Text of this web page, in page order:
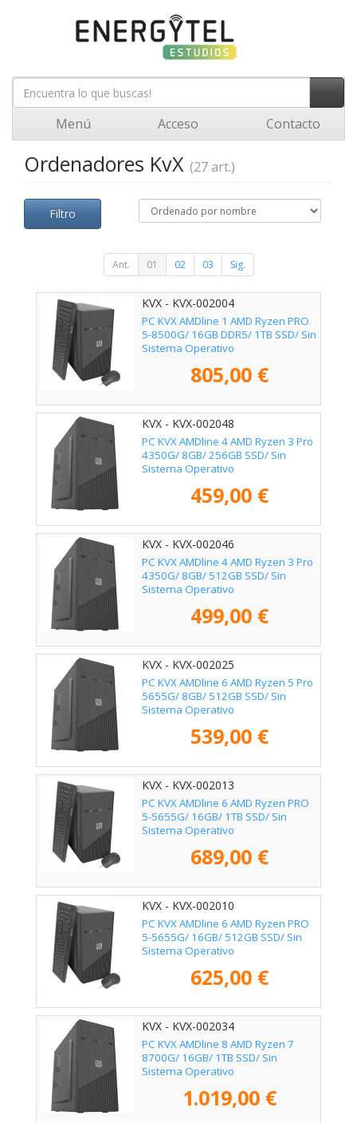
Menú Acceso Contacto
Ordenadores KvX (27 art.)
Filtro
Ant. 01 02 03 Sig.
KVX - KVX-002004
PC KVX AMDline 1 AMD Ryzen PRO
5-8500G/ 16GB DDR5/ 1TB SSD/ Sin
Sistema Operativo
805,00 €
KVX - KVX-002048
PC KVX AMDline 4 AMD Ryzen 3 Pro
4350G/ 8GB/ 256GB SSD/ Sin
Sistema Operativo
459,00 €
KVX - KVX-002046
PC KVX AMDline 4 AMD Ryzen 3 Pro
4350G/ 8GB/ 512GB SSD/ Sin
Sistema Operativo
499,00 €
KVX - KVX-002025
PC KVX AMDline 6 AMD Ryzen 5 Pro
5655G/ 8GB/ 512GB SSD/ Sin
Sistema Operativo
539,00 €
KVX - KVX-002013
PC KVX AMDline 6 AMD Ryzen PRO
5-5655G/ 16GB/ 1TB SSD/ Sin
Sistema Operativo
689,00 €
KVX - KVX-002010
PC KVX AMDline 6 AMD Ryzen PRO
5-5655G/ 16GB/ 512GB SSD/ Sin
Sistema Operativo
625,00 €
KVX - KVX-002034
PC KVX AMDline 8 AMD Ryzen 7
8700G/ 16GB/ 1TB SSD/ Sin
Sistema Operativo
1.019,00 €